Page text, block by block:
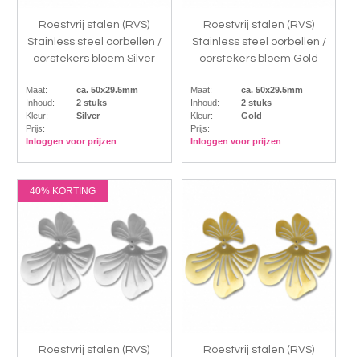
Roestvrij stalen (RVS)
Stainless steel oorbellen /
oorstekers bloem Silver
Maat:
ca. 50x29.5mm
Inhoud:
2 stuks
Kleur:
Silver
Prijs:
Inloggen voor prijzen
Roestvrij stalen (RVS)
Stainless steel oorbellen /
oorstekers bloem Gold
Maat:
ca. 50x29.5mm
Inhoud:
2 stuks
Kleur:
Gold
Prijs:
Inloggen voor prijzen
40% KORTING
Roestvrij stalen (RVS)
Roestvrij stalen (RVS)